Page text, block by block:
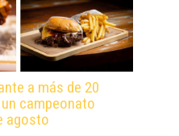
a más de 20
campeonato
agosto